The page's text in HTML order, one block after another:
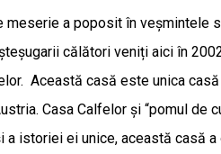
a poposit în veșmintele
călători veniți aici în
Această casă este unica
Casa Calfelor și “pomul de
istoriei ei unice, această casă